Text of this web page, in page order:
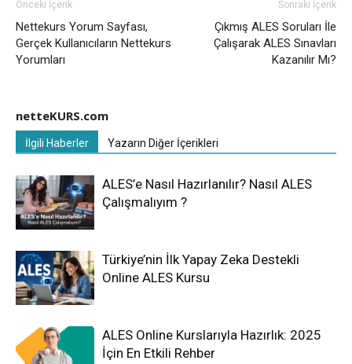
Önceki İçerik
Nettekurs Yorum Sayfası,
Gerçek Kullanıcıların Nettekurs
Yorumları
Sonraki İçerik
Çıkmış ALES Soruları İle
Çalışarak ALES Sınavları
Kazanılır Mı?
netteKURS.com
İlgili Haberler Yazarın Diğer İçerikleri
ALES’e Nasıl Hazırlanılır? Nasıl ALES
Çalışmalıyım ?
Türkiye’nin İlk Yapay Zeka Destekli
Online ALES Kursu
ALES Online Kurslarıyla Hazırlık: 2025
İçin En Etkili Rehber